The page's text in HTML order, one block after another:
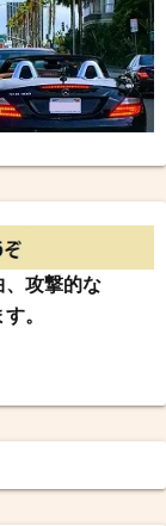
、攻撃的な
。